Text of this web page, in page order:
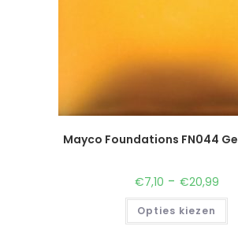
Mayco Foundations FN044
€7,10 - €20,99
Opties kiezen